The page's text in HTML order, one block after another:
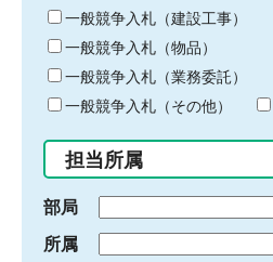
キ
ー
ワ
ー
ド
入
力
一般競争入札（建設工事）
一般競争入札（物品）
一般競争入札（業務委託）
一般競争入札（その他）
担当所属
部局
所属